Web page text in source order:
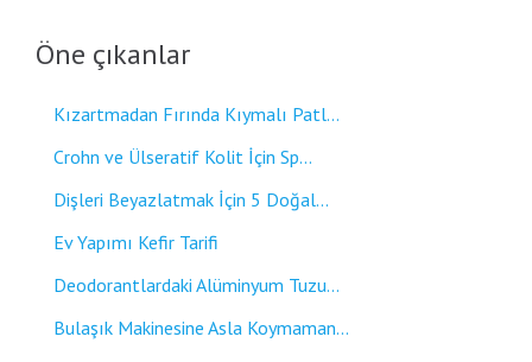
Öne çıkanlar
Kızartmadan Fırında Kıymalı Patl...
Crohn ve Ülseratif Kolit İçin Sp...
Dişleri Beyazlatmak İçin 5 Doğal...
Ev Yapımı Kefir Tarifi
Deodorantlardaki Alüminyum Tuzu...
Bulaşık Makinesine Asla Koymaman...